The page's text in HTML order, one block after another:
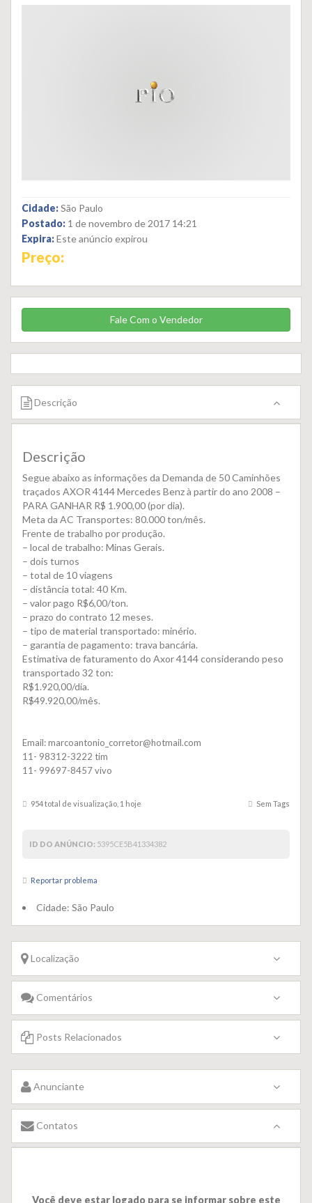
Cidade:São Paulo
Postado: 1 de novembro de 2017 14:21
Expira:Este anúncio expirou
Preço:
Fale Com o Vendedor
Descrição
Descrição
Segue abaixo as informações da Demanda de 50 Caminhões
traçados AXOR 4144 Mercedes Benz à partir do ano 2008 –
PARA GANHAR R$ 1.900,00 (por dia).
Meta da AC Transportes: 80.000 ton/mês.
Frente de trabalho por produção.
– local de trabalho: Minas Gerais.
– dois turnos
– total de 10 viagens
– distância total: 40 Km.
– valor pago R$6,00/ton.
– prazo do contrato 12 meses.
– tipo de material transportado: minério.
– garantia de pagamento: trava bancária.
Estimativa de faturamento do Axor 4144 considerando peso
transportado 32 ton:
R$1.920,00/dia.
R$49.920,00/mês.
Email: marcoantonio_corretor@hotmail.com
11- 98312-3222 tim
11- 99697-8457 vivo
Sem Tags
954 total de visualização, 1 hoje
ID DO ANÚNCIO: 5395CE5B41334382
Reportar problema
Cidade: São Paulo
Localização
Comentários
Posts Relacionados
Anunciante
Contatos
Você deve estar logado para se informar sobre este